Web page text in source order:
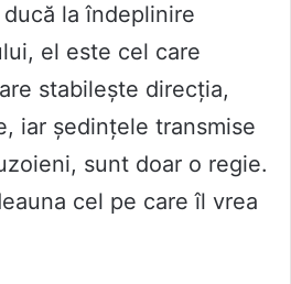
la îndeplinire
el este cel care
stabilește direcția,
iar ședințele transmise
sunt doar o regie.
cel pe care îl vrea